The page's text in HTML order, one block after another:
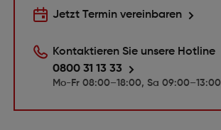
Jetzt Termin vereinbaren
Kontaktieren Sie unsere Hotline
0800 31 13 33
Mo-Fr 08:00–18:00, Sa 09:00–13:00